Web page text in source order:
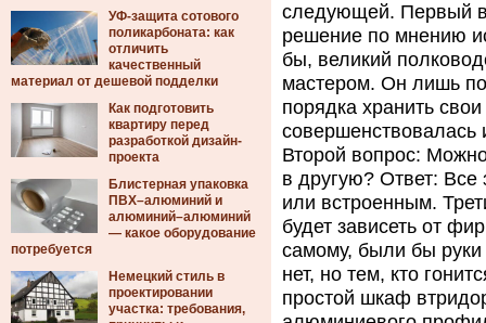
УФ-защита сотового
поликарбоната: как
отличить
качественный
материал от дешевой подделки
Как подготовить
квартиру перед
разработкой дизайн-
проекта
Блистерная упаковка
ПВХ–алюминий и
алюминий–алюминий
— какое оборудование
потребуется
Немецкий стиль в
проектировании
участка: требования,
следующей. Первый
решение по мнению
бы, великий
мастером. Он лишь
порядка хранить
Второй вопрос:
в другую? Ответ: Все
или встроенным.
будет зависеть от
самому, были бы руки
нет, но тем, кто
простой шкаф